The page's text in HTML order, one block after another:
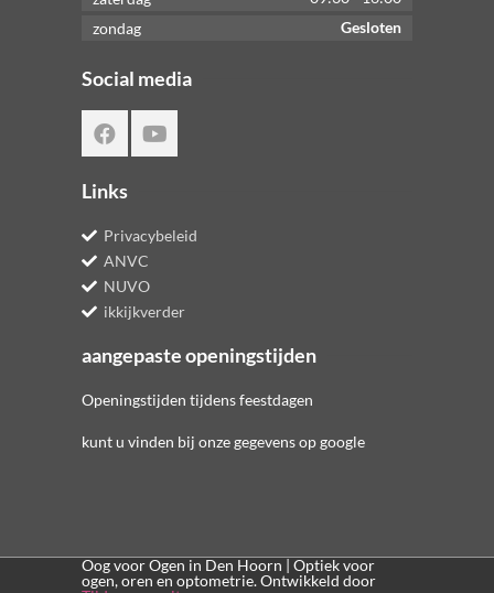
zondag
Gesloten
Social media
Links
Privacybeleid
ANVC
NUVO
ikkijkverder
aangepaste openingstijden
Openingstijden tijdens feestdagen
kunt u vinden bij onze gegevens op google
Oog voor Ogen in Den Hoorn | Optiek voor
ogen, oren en optometrie. Ontwikkeld door